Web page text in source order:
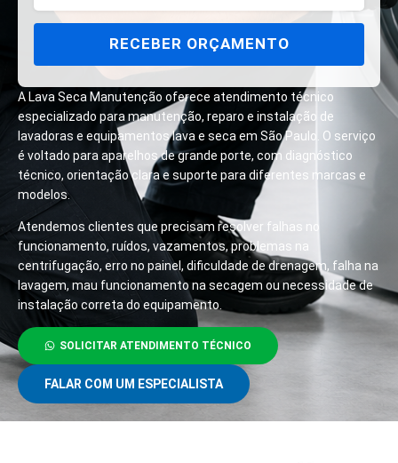
RECEBER ORÇAMENTO
A Lava Seca Manutenção oferece atendimento técnico
especializado para manutenção, reparo e instalação de
lavadoras e equipamentos lava e seca em São Paulo. O serviço
é voltado para aparelhos de grande porte, com diagnóstico
técnico, orientação clara e suporte para diferentes marcas e
modelos.
Atendemos clientes que precisam resolver falhas no
funcionamento, ruídos, vazamentos, problemas na
centrifugação, erro no painel, dificuldade de drenagem, falha na
lavagem, mau funcionamento na secagem ou necessidade de
instalação correta do equipamento.
SOLICITAR ATENDIMENTO TÉCNICO
FALAR COM UM ESPECIALISTA